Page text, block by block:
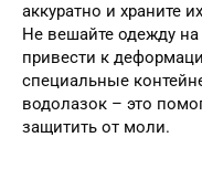
аккуратно и храните
Не вешайте одежду
привести к
специальные
водолазок – это
защитить от моли.